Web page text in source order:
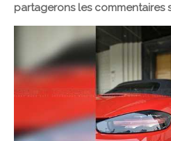
partagerons les commentaires